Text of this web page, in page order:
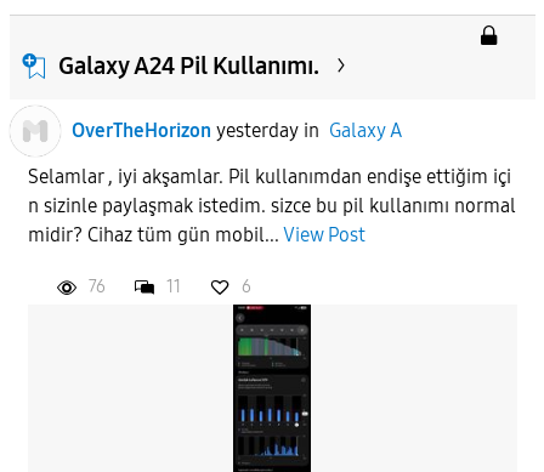
Galaxy A24 Pil Kullanımı.
OverTheHorizon yesterdayin Galaxy A
Selamlar , iyi akşamlar. Pil kullanımdan endişe ettiğim içi
n sizinle paylaşmak istedim. sizce bu pil kullanımı normal
midir? Cihaz tüm gün mobil... View Post
76 11 6